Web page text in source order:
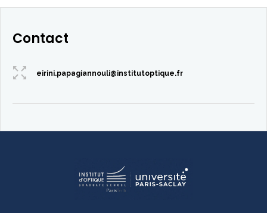
Contact
eirini.papagiannouli@institutoptique.fr